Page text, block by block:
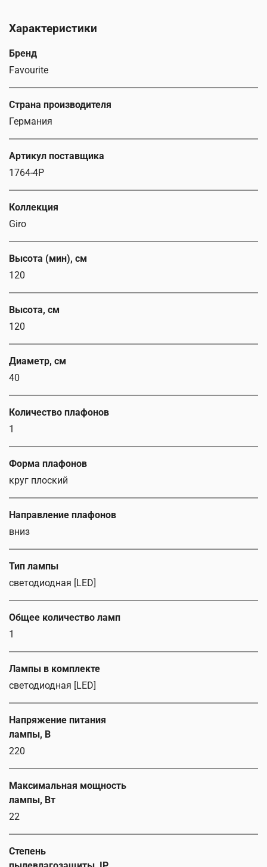
Характеристики
Бренд
Favourite
Страна производителя
Германия
Артикул поставщика
1764-4P
Коллекция
Giro
Высота (мин), см
120
Высота, см
120
Диаметр, см
40
Количество плафонов
1
Форма плафонов
круг плоский
Направление плафонов
вниз
Тип лампы
светодиодная [LED]
Общее количество ламп
1
Лампы в комплекте
светодиодная [LED]
Напряжение питания
лампы, В
220
Максимальная мощность
лампы, Вт
22
Степень